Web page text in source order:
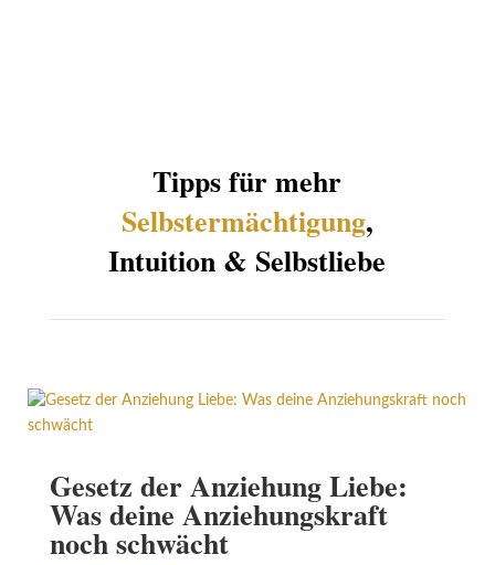
Tipps für mehr
Selbstermächtigung,
Intuition & Selbstliebe
Gesetz der Anziehung Liebe:
Was deine Anziehungskraft
noch schwächt